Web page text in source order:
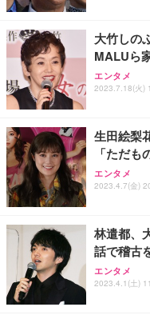
大竹しの
MALUら
エンタメ
2023.7.18(火)
生田絵梨
「ただも
エンタメ
2023.4.7(金)
林遣都、
話で稽古
エンタメ
2023.4.1(土)